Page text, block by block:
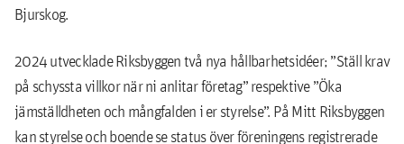
Bjurskog.
2024 utvecklade Riksbyggen två nya hållbarhetsidéer; ”Ställ krav
på schyssta villkor när ni anlitar företag” respektive ”Öka
jämställdheten och mångfalden i er styrelse”. På Mitt Riksbyggen
kan styrelse och boende se status över föreningens registrerade